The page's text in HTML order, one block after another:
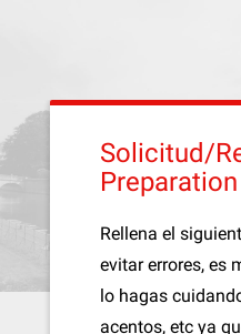
Solicitud/
Rellena el
evitar errores, es
lo hagas
acentos, etc ya